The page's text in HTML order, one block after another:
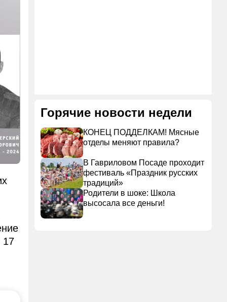
17
Горячие новости недели
КОНЕЦ ПОДДЕЛКАМ! Мясные
отделы меняют правила?
В Гавриловом Посаде проходит
фестиваль «Праздник русских
традиций»
Родители в шоке: Школа
высосала все деньги!